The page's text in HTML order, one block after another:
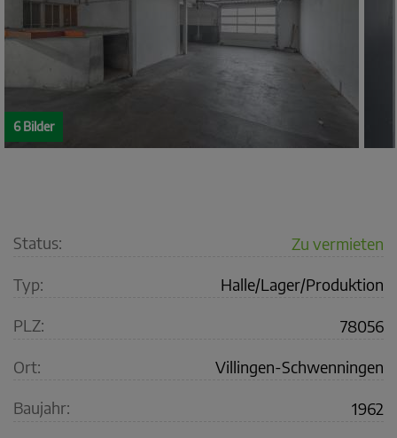
6 Bilder
Status: Zu vermieten
Typ: Halle/Lager/Produktion
PLZ: 78056
Ort: Villingen-Schwenningen
Baujahr: 1962